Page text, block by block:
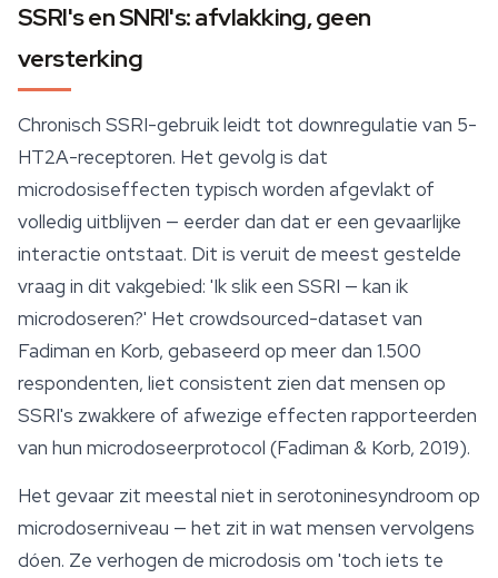
SSRI's en SNRI's: afvlakking, geen
versterking
Chronisch SSRI-gebruik leidt tot downregulatie van 5-
HT2A-receptoren. Het gevolg is dat
microdosiseffecten typisch worden afgevlakt of
volledig uitblijven — eerder dan dat er een gevaarlijke
interactie ontstaat. Dit is veruit de meest gestelde
vraag in dit vakgebied: 'Ik slik een SSRI — kan ik
microdoseren?' Het crowdsourced-dataset van
Fadiman en Korb, gebaseerd op meer dan 1.500
respondenten, liet consistent zien dat mensen op
SSRI's zwakkere of afwezige effecten rapporteerden
van hun microdoseerprotocol (Fadiman & Korb, 2019).
Het gevaar zit meestal niet in serotoninesyndroom op
microdoserniveau — het zit in wat mensen vervolgens
dóen. Ze verhogen de microdosis om 'toch iets te